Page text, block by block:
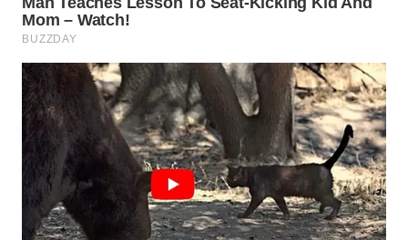
WN
LANGKAT
WN
TAPANULI
SELATAN
WN
TANJUNG
LESUNG